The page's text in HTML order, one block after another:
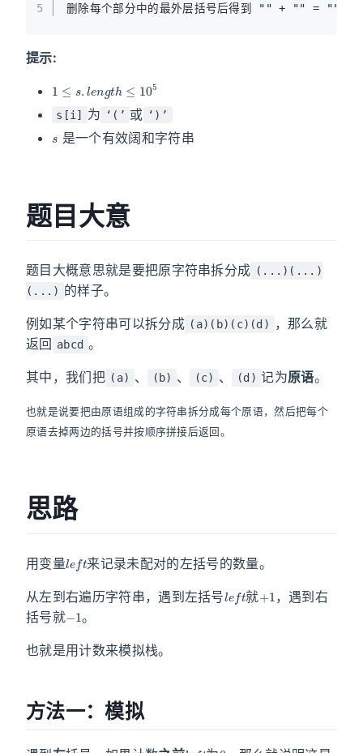
5
删除每个部分中的最外层括号后得到 "" + "" = ""
提示:
s[i] 为 ‘(’ 或 ‘)’
s
是一个有效阔和字符串
题目大意
题目大概意思就是要把原字符串拆分成 (...)(...)
(...) 的样子。
例如某个字符串可以拆分成 (a)(b)(c)(d)
，那么就
返回 abcd 。
其中，我们把 (a) 、 (b) 、 (c) 、 (d) 记为原语。
也就是说要把由原语组成的字符串拆分成每个原语，然后把每个
原语去掉两边的括号并按顺序拼接后返回。
思路
用变量 来记录未配对的左括号的数量。
从左到右遍历字符串，遇到左括号 就
，遇到右
括号就
−1
。
也就是用计数来模拟栈。
方法一：模拟